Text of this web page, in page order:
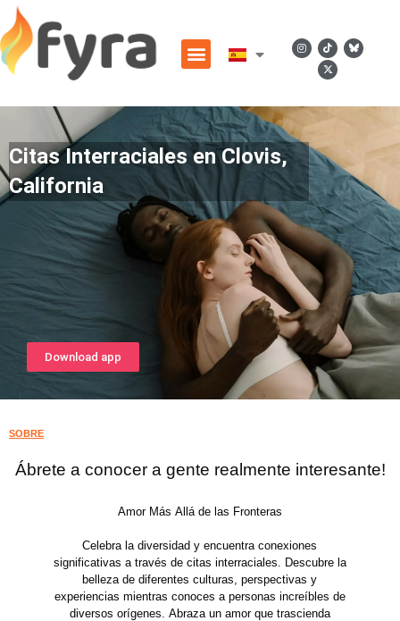
Citas Interraciales en Clovis,
California
Download app
SOBRE
Ábrete a conocer a gente realmente interesante!
Amor Más Allá de las Fronteras
Celebra la diversidad y encuentra conexiones
significativas a través de citas interraciales. Descubre la
belleza de diferentes culturas, perspectivas y
experiencias mientras conoces a personas increíbles de
diversos orígenes. Abraza un amor que trascienda